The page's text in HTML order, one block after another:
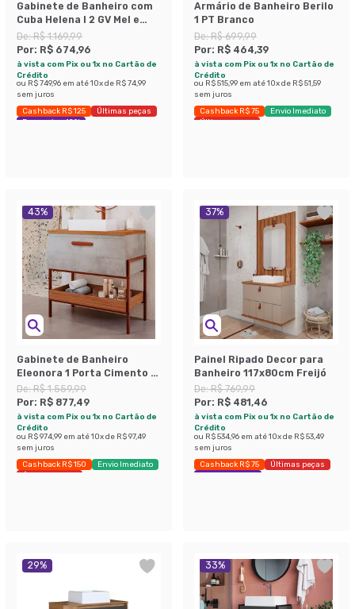
Gabinete de Banheiro com
Cuba Helena I 2 GV Mel e
Arenas
De:R$ 1.169,99
Por: R$ 674,96
à vista com Pix ou 1x no Cartão de
Crédito
ou R$ 749,96 em até10x de R$ 74,99
sem juros
Cashback R$ 125
Últimas peças
Economize 42%
Armário de Banheiro Berilo
1 PT Branco
De:R$ 699,99
Por: R$ 464,39
à vista com Pix ou 1x no Cartão de
Crédito
ou R$ 515,99 em até10x de R$ 51,59
sem juros
Cashback R$ 75
Envio Imediato
Últimas peças
43%
Gabinete de Banheiro
Eleonora 1 Porta Cimento e
Freijó 85 cm
De:R$ 1.559,99
Por: R$ 877,49
à vista com Pix ou 1x no Cartão de
Crédito
ou R$ 974,99 em até10x de R$ 97,49
sem juros
Cashback R$ 150
Envio Imediato
Últimas peças
37%
Painel Ripado Decor para
Banheiro 117x80cm Freijó
De:R$ 769,99
Por: R$ 481,46
à vista com Pix ou 1x no Cartão de
Crédito
ou R$ 534,96 em até10x de R$ 53,49
sem juros
Cashback R$ 75
Últimas peças
Economize 37%
29% 33%